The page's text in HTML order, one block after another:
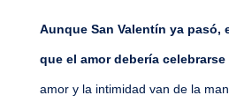
Aunque San Valentín ya pasó,
que el amor debería
amor y la intimidad van de la